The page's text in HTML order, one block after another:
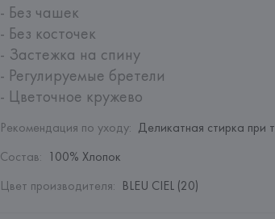
- Без чашек
- Без косточек
- Застежка на спину
- Регулируемые бретели
- Цветочное кружево
Рекомендация по уходу: Деликатная стирка при
Состав: 100% Хлопок
Цвет производителя: BLEU CIEL (20)